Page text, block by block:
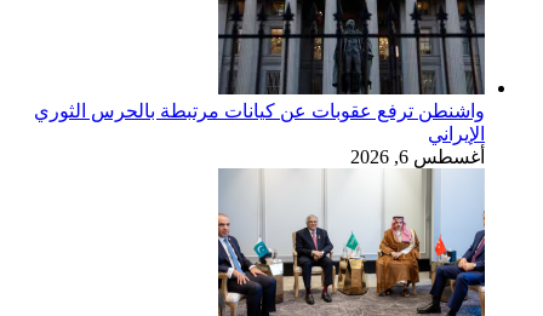
واشنطن ترفع عقوبات عن كيانات مرتبطة بالحرس الثوري
الإيراني
أغسطس 6, 2026